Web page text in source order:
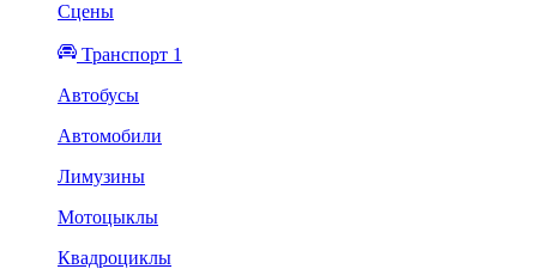
Сцены
Транспорт 1
Автобусы
Автомобили
Лимузины
Мотоцыклы
Квадроциклы